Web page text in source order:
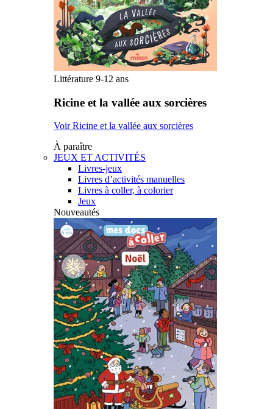
Littérature 9-12 ans
Ricine et la vallée aux sorcières
Voir Ricine et la vallée aux sorcières
À paraître
JEUX ET ACTIVITÉS
Livres-jeux
Livres d’activités manuelles
Livres à coller, à colorier
Jeux
Nouveautés